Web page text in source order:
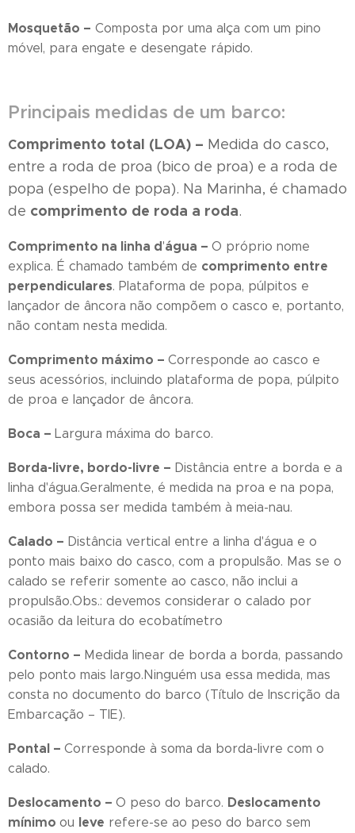
Mosquetão – Composta por uma alça com um pino
móvel, para engate e desengate rápido.
Principais medidas de um barco:
Comprimento total (LOA) – Medida do casco,
entre a roda de proa (bico de proa) e a roda de
popa (espelho de popa). Na Marinha, é chamado
de comprimento de roda a roda.
Comprimento na linha d'água – O próprio nome
explica. É chamado também de comprimento entre
perpendiculares. Plataforma de popa, púlpitos e
lançador de âncora não compõem o casco e, portanto,
não contam nesta medida.
Comprimento máximo – Corresponde ao casco e
seus acessórios, incluindo plataforma de popa, púlpito
de proa e lançador de âncora.
Boca – Largura máxima do barco.
Borda-livre, bordo-livre – Distância entre a borda e a
linha d'água.Geralmente, é medida na proa e na popa,
embora possa ser medida também à meia-nau.
Calado – Distância vertical entre a linha d'água e o
ponto mais baixo do casco, com a propulsão. Mas se o
calado se referir somente ao casco, não inclui a
propulsão.Obs.: devemos considerar o calado por
ocasião da leitura do ecobatímetro
Contorno – Medida linear de borda a borda, passando
pelo ponto mais largo.Ninguém usa essa medida, mas
consta no documento do barco (Título de Inscrição da
Embarcação – TIE).
Pontal – Corresponde à soma da borda-livre com o
calado.
Deslocamento – O peso do barco. Deslocamento
mínimo ou leve refere-se ao peso do barco sem